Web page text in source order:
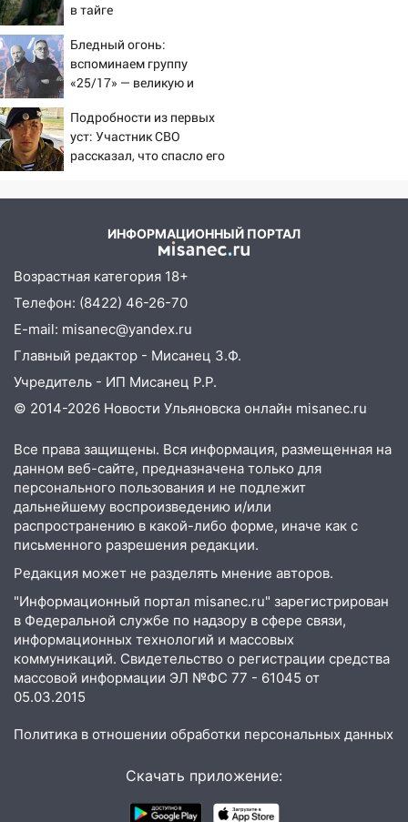
15:27
Прокуратура проверяет
капремонт школы в селе Кивать
15:08
В Кузоватово после прокурорской
проверки обновили разметку на
пешеходных переходах
14:40
На проспекте Гая в Ульяновске
запретили остановку автомобилей на
В Новом городе 8 августа пройдет
большой фестиваль «Наше время» с
мотофристайлом и концертом
«Мураками»
14:04
Жару смоет ливнями: прогноз
погоды в Ульяновской области на
выходные 8-9 августа
13:30 В Ульяновске транспортные
полицейские проведут акцию «Час
13:20 В Ульяновске за один день
обокрали женщину на пляже и
подростка в сквере
13:01 В Димитровграде мужчина
выбросил из машины страйкбольную
гранату: его задержали
12:34 На Ульяновскую область
надвигается сильнейшая непогода: град
и шквал до 27 м/с
12:31
Ульяновец хотел купить иномарку
из Европы и потерял 760 тысяч рублей
12:20
В Чердаклинском районе
пострадал 14-летний подросток
Где есть бензин в Ульяновске 7
в тайге
Бледный огонь:
вспоминаем группу
«25/17» — великую и
Подробности из первых
уст: Участник СВО
рассказал, что спасло его
ИНФОРМАЦИОННЫЙ ПОРТАЛ
Возрастная категория 18+
Телефон: (8422) 46-26-70
E-mail: misanec@yandex.ru
Главный редактор - Мисанец З.Ф.
Учредитель - ИП Мисанец Р.Р.
© 2014-2026 Новости Ульяновска онлайн misanec.ru
Все права защищены. Вся информация, размещенная на
данном веб-сайте, предназначена только для
персонального пользования и не подлежит
дальнейшему воспроизведению и/или
распространению в какой-либо форме, иначе как с
письменного разрешения редакции.
Редакция может не разделять мнение авторов.
"Информационный портал misanec.ru" зарегистрирован
в Федеральной службе по надзору в сфере связи,
информационных технологий и массовых
коммуникаций. Свидетельство о регистрации средства
массовой информации ЭЛ №ФС 77 - 61045 от
05.03.2015
Политика в отношении обработки персональных данных
Скачать приложение: